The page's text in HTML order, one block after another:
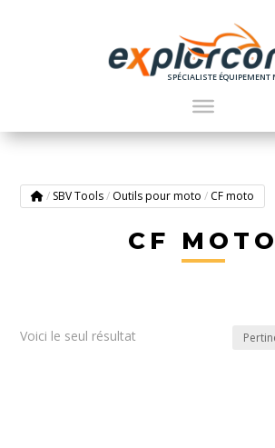
SPÉCIALISTE ÉQUIPEMENT
/ SBV Tools / Outils pour moto / CF moto
CF MOTO
Voici le seul résultat